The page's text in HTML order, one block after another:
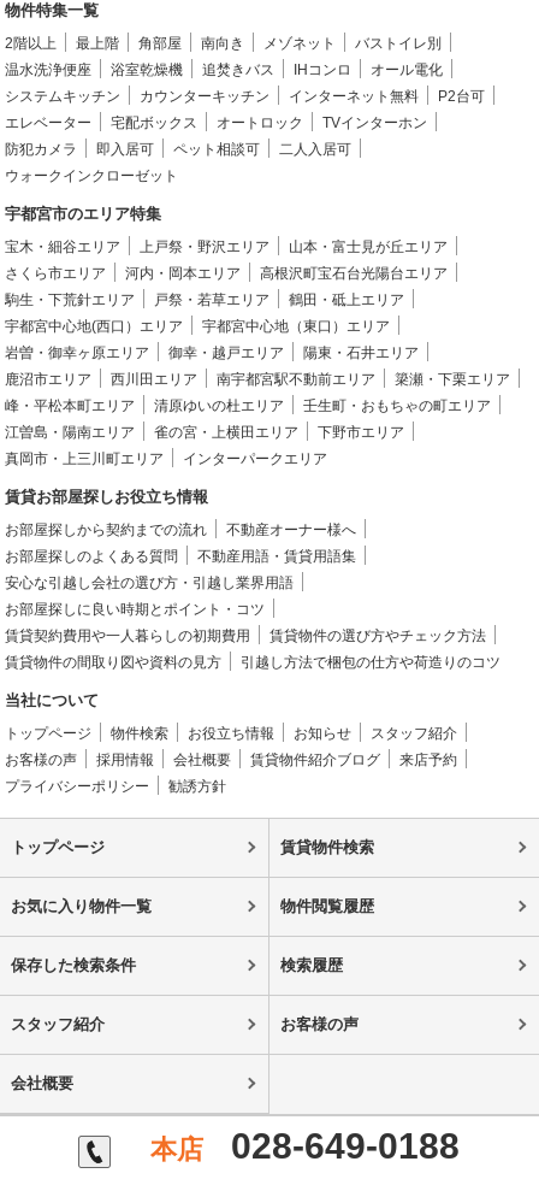
物件特集一覧
2階以上 最上階 角部屋 南向き メゾネット
バストイレ別
温水洗浄便座
浴室乾燥機 追焚きバス IHコンロ
オール電化
システムキッチン
カウンターキッチン インターネット無料
P2台可
エレベーター
宅配ボックス オートロック
TVインターホン
防犯カメラ
即入居可 ペット相談可
二人入居可
ウォークインクローゼット
宇都宮市のエリア特集
宝木・細谷エリア 上戸祭・野沢エリア
山本・富士見が丘エリア
さくら市エリア
河内・岡本エリア
高根沢町宝石台光陽台エリア
駒生・下荒針エリア
戸祭・若草エリア
鶴田・砥上エリア
宇都宮中心地(西口）エリア
宇都宮中心地（東口）エリア
岩曽・御幸ヶ原エリア
御幸・越戸エリア
陽東・石井エリア
鹿沼市エリア
西川田エリア 南宇都宮駅不動前エリア
簗瀬・下栗エリア
峰・平松本町エリア
清原ゆいの杜エリア
壬生町・おもちゃの町エリア
江曽島・陽南エリア
雀の宮・上横田エリア
下野市エリア
真岡市・上三川町エリア
インターパークエリア
賃貸お部屋探しお役立ち情報
お部屋探しから契約までの流れ
不動産オーナー様へ
お部屋探しのよくある質問
不動産用語・賃貸用語集
安心な引越し会社の選び方・引越し業界用語
お部屋探しに良い時期とポイント・コツ
賃貸契約費用や一人暮らしの初期費用
賃貸物件の選び方やチェック方法
賃貸物件の間取り図や資料の見方
引越し方法で梱包の仕方や荷造りのコツ
当社について
トップページ 物件検索 お役立ち情報 お知らせ
スタッフ紹介
お客様の声
採用情報 会社概要 賃貸物件紹介ブログ
来店予約
プライバシーポリシー
勧誘方針
トップページ 賃貸物件検索
お気に入り物件一覧 物件閲覧履歴
保存した検索条件 検索履歴
スタッフ紹介 お客様の声
会社概要
本店 028-649-0188